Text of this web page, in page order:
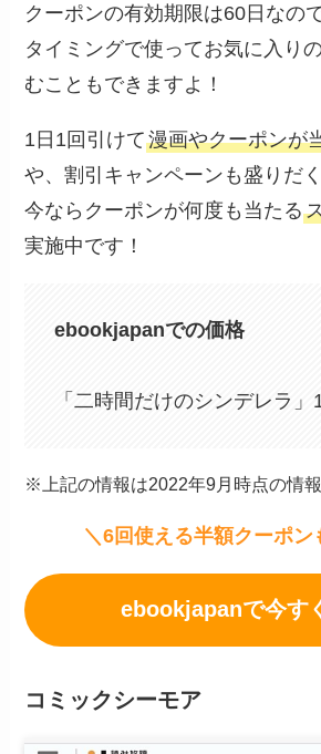
クーポンの有効期限は60日なの
タイミングで使ってお気に入り
むこともできますよ！
1日1回引けて漫画やクーポンが
や、割引キャンペーンも盛りだく
今ならクーポンが何度も当たる
実施中です！
ebookjapanでの価格
「二時間だけのシンデレラ」
※上記の情報は2022年9月時点の情報
＼6回使える半額クーポン
ebookjapanで今す
コミックシーモア